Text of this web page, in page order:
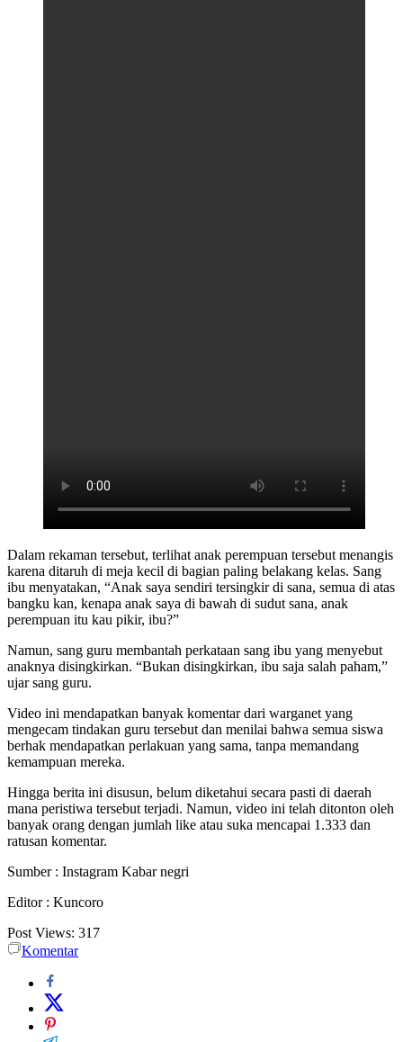
Dalam rekaman tersebut, terlihat anak perempuan tersebut menangis
karena ditaruh di meja kecil di bagian paling belakang kelas. Sang
ibu menyatakan, “Anak saya sendiri tersingkir di sana, semua di atas
bangku kan, kenapa anak saya di bawah di sudut sana, anak
perempuan itu kau pikir, ibu?”
Namun, sang guru membantah perkataan sang ibu yang menyebut
anaknya disingkirkan. “Bukan disingkirkan, ibu saja salah paham,”
ujar sang guru.
Video ini mendapatkan banyak komentar dari warganet yang
mengecam tindakan guru tersebut dan menilai bahwa semua siswa
berhak mendapatkan perlakuan yang sama, tanpa memandang
kemampuan mereka.
Hingga berita ini disusun, belum diketahui secara pasti di daerah
mana peristiwa tersebut terjadi. Namun, video ini telah ditonton oleh
banyak orang dengan jumlah like atau suka mencapai 1.333 dan
ratusan komentar.
Sumber : Instagram Kabar negri
Editor : Kuncoro
Post Views: 317
Komentar